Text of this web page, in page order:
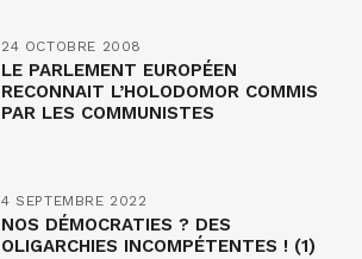
24 OCTOBRE 2008
LE PARLEMENT EUROPÉEN
RECONNAIT L’HOLODOMOR COMMIS
PAR LES COMMUNISTES
4 SEPTEMBRE 2022
NOS DÉMOCRATIES ? DES
OLIGARCHIES INCOMPÉTENTES ! (1)